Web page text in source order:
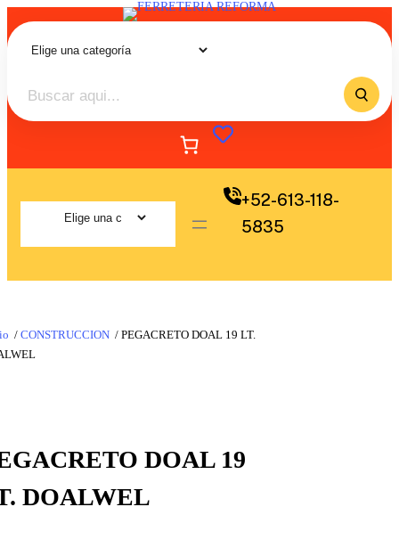
+52-613-118-
5835
/ CONSTRUCCION / PEGACRETO DOAL 19 LT.
DOAL 19
DOALWEL